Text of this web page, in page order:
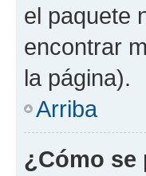
el paquete
encontrar
la página).
Arriba
¿Cómo se